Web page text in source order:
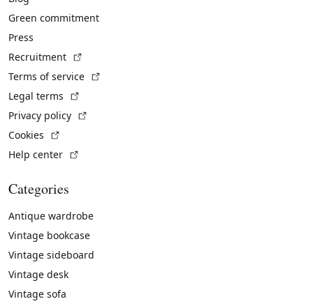
Green commitment
Press
Recruitment
Terms of service
Legal terms
Privacy policy
Cookies
Help center
Categories
Antique wardrobe
Vintage bookcase
Vintage sideboard
Vintage desk
Vintage sofa